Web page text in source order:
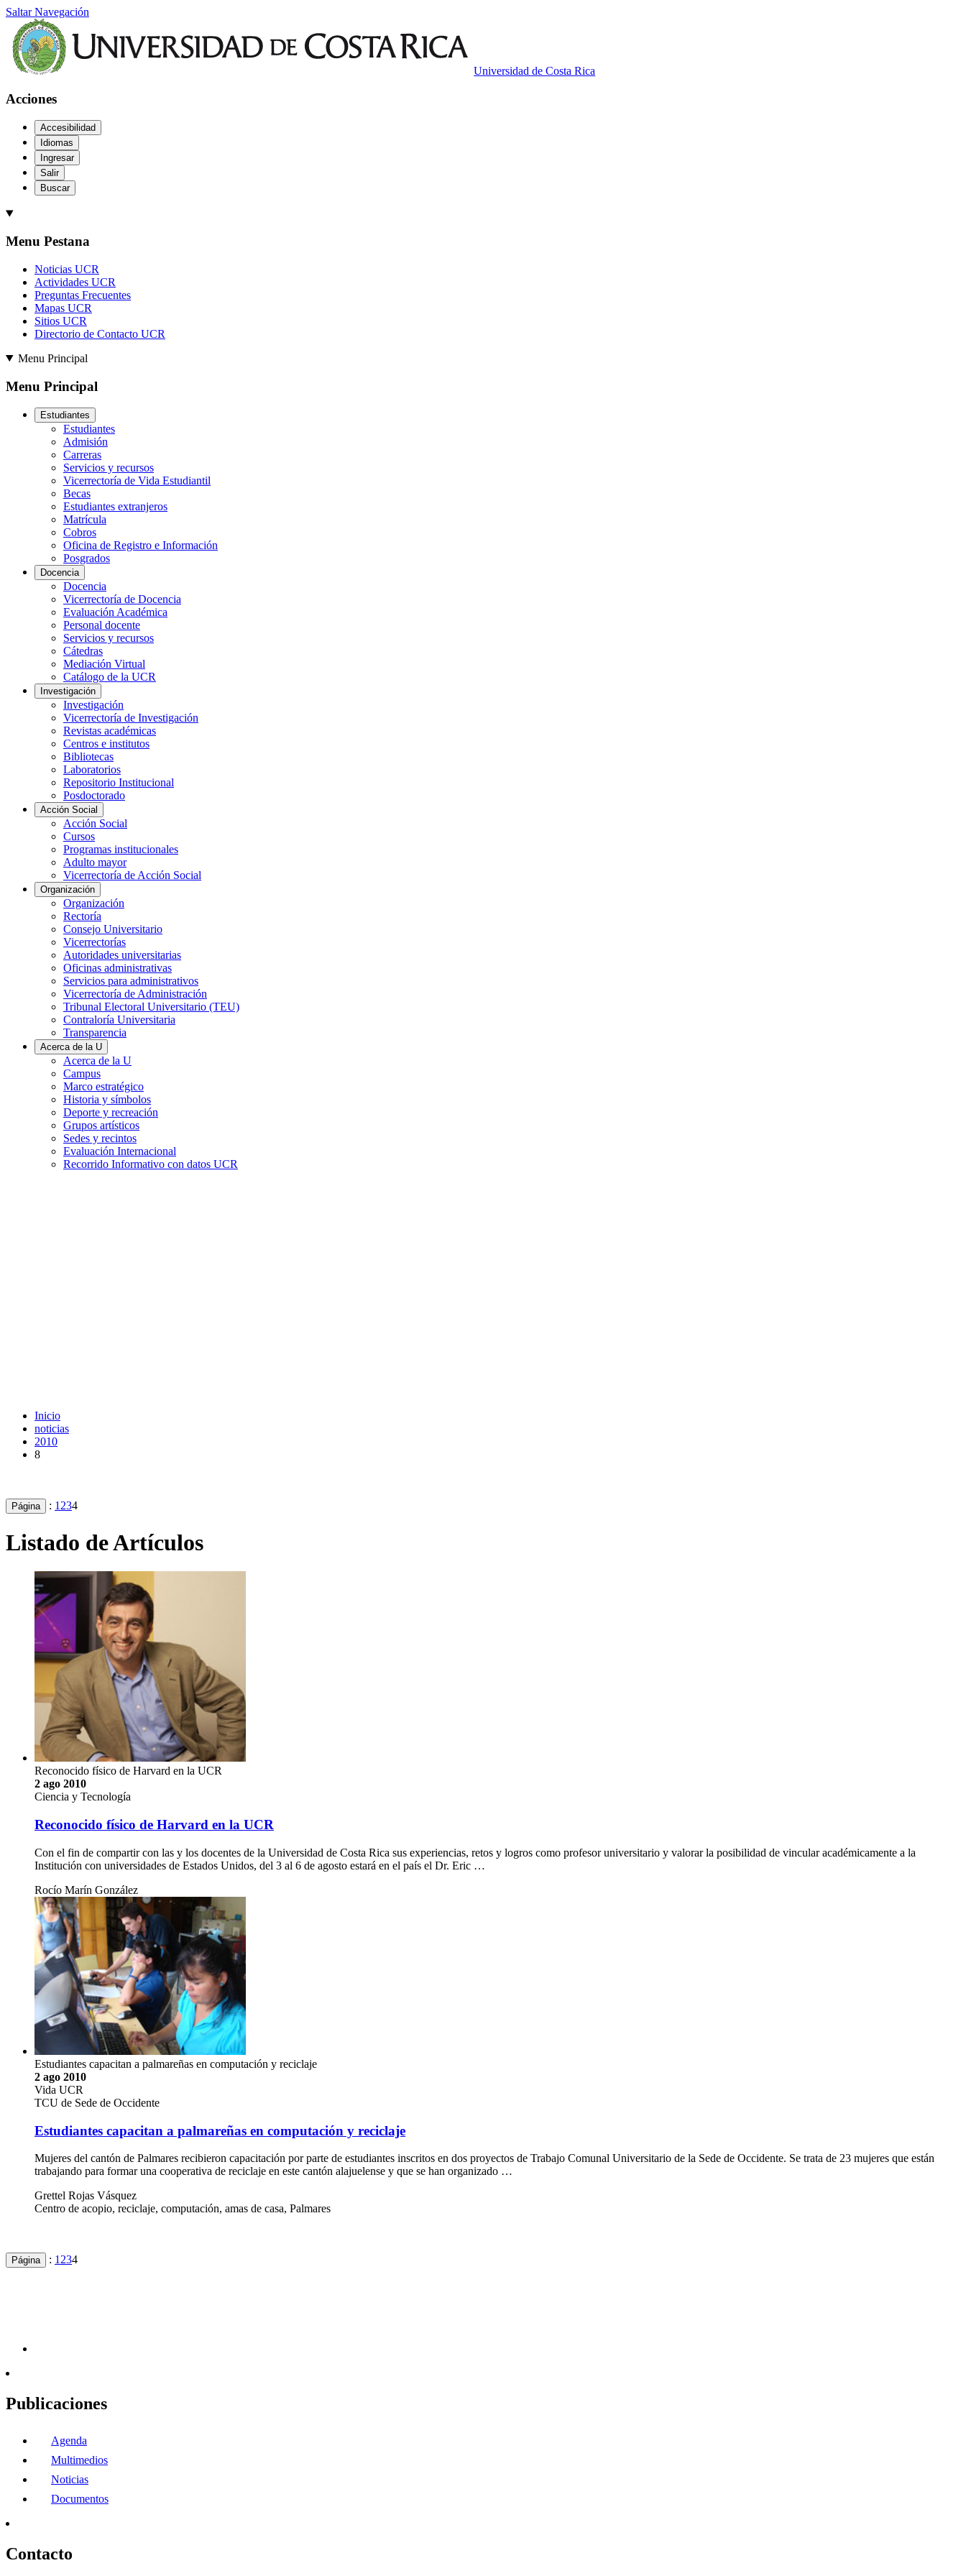
Saltar Navegación
Universidad de Costa Rica
Acciones
Accesibilidad
Idiomas
Ingresar
Salir
Buscar
Menu Pestana
Noticias UCR
Actividades UCR
Preguntas Frecuentes
Mapas UCR
Sitios UCR
Directorio de Contacto UCR
Menu Principal
Menu Principal
Estudiantes
Estudiantes
Admisión
Carreras
Servicios y recursos
Vicerrectoría de Vida Estudiantil
Becas
Estudiantes extranjeros
Matrícula
Cobros
Oficina de Registro e Información
Posgrados
Docencia
Docencia
Vicerrectoría de Docencia
Evaluación Académica
Personal docente
Servicios y recursos
Cátedras
Mediación Virtual
Catálogo de la UCR
Investigación
Investigación
Vicerrectoría de Investigación
Revistas académicas
Centros e institutos
Bibliotecas
Laboratorios
Repositorio Institucional
Posdoctorado
Acción Social
Acción Social
Cursos
Programas institucionales
Adulto mayor
Vicerrectoría de Acción Social
Organización
Organización
Rectoría
Consejo Universitario
Vicerrectorías
Autoridades universitarias
Oficinas administrativas
Servicios para administrativos
Vicerrectoría de Administración
Tribunal Electoral Universitario (TEU)
Contraloría Universitaria
Transparencia
Acerca de la U
Acerca de la U
Campus
Marco estratégico
Historia y símbolos
Deporte y recreación
Grupos artísticos
Sedes y recintos
Evaluación Internacional
Recorrido Informativo con datos UCR
Inicio
noticias
2010
8
Página : 1 234
Listado de Artículos
Reconocido físico de Harvard en la UCR
2 ago 2010
Ciencia y Tecnología
Reconocido físico de Harvard en la UCR
Con el fin de compartir con las y los docentes de la Universidad de Costa Rica sus experiencias, retos y logros como profesor universitario y valorar la posibilidad de vincular académicamente a la
Institución con universidades de Estados Unidos, del 3 al 6 de agosto estará en el país el Dr. Eric …
Rocío Marín González
Estudiantes capacitan a palmareñas en computación y reciclaje
2 ago 2010
Vida UCR
TCU de Sede de Occidente
Estudiantes capacitan a palmareñas en computación y reciclaje
Mujeres del cantón de Palmares recibieron capacitación por parte de estudiantes inscritos en dos proyectos de Trabajo Comunal Universitario de la Sede de Occidente. Se trata de 23 mujeres que están
trabajando para formar una cooperativa de reciclaje en este cantón alajuelense y que se han organizado …
Grettel Rojas Vásquez
Centro de acopio, reciclaje, computación, amas de casa, Palmares
Página : 1234
Publicaciones
Agenda
Multimedios
Noticias
Documentos
Contacto